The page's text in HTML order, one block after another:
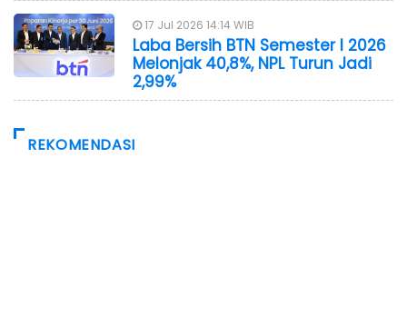
17 Jul 2026 14:14 WIB
Laba Bersih BTN Semester I 2026
Melonjak 40,8%, NPL Turun Jadi
2,99%
REKOMENDASI